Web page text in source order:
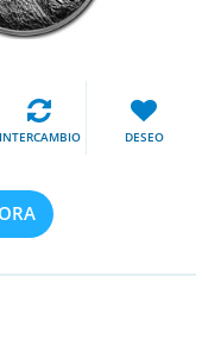
INTERCAMBIO DESEO